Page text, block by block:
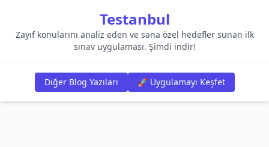
Testanbul
Zayıf konularını analiz eden ve sana özel hedefler sunan ilk
sınav uygulaması. Şimdi indir!
Diğer Blog Yazıları 🚀 Uygulamayı Keşfet